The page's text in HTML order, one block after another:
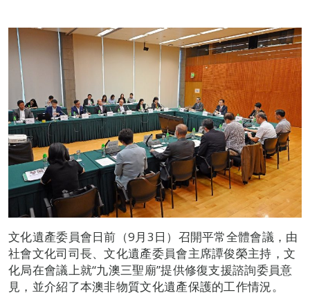
文化遺產委員會日前（9月3日）召開平常全體會議，由
社會文化司司長、文化遺產委員會主席譚俊榮主持，文
化局在會議上就“九澳三聖廟”提供修復支援諮詢委員意
見，並介紹了本澳非物質文化遺產保護的工作情況。